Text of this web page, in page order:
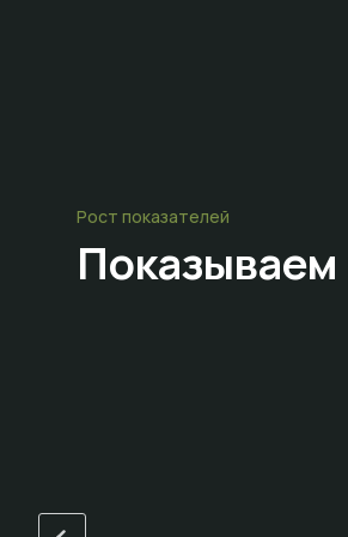
Рост показателей
Показываем